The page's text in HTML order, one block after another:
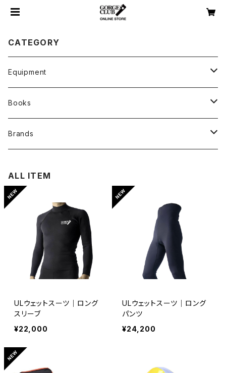
CATEGORY
Equipment
Wetsuits and clothing
Backpscks
Harnesses & Accessories
Climbing & Sawanobori
Hangers & Bolts
Shoes
Books
オリジナル写真集
Brands
GROMMET
TEBYLON
RODCLE
ALL ITEM
ULウェットスーツ｜ロング
スリーブ
¥22,000
ULウェットスーツ｜ロング
パンツ
¥24,200